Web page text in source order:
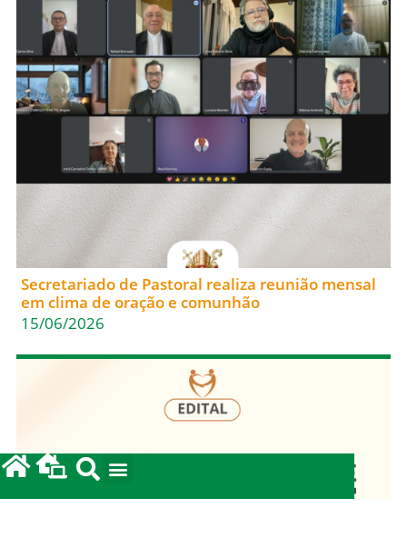
Secretariado de Pastoral realiza reunião mensal
em clima de oração e comunhão
15/06/2026